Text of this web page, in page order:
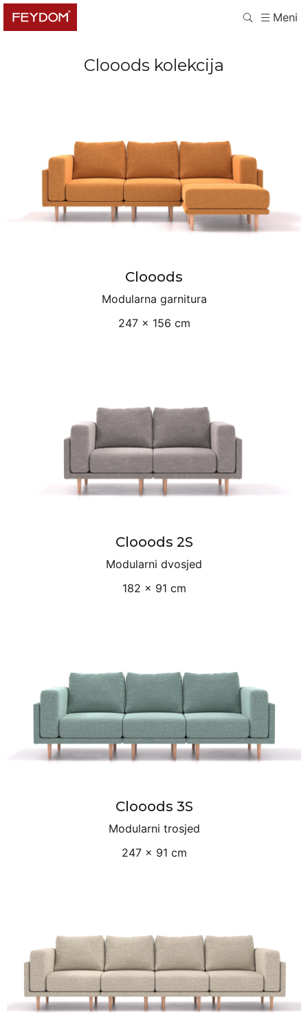
Meni
Clooods kolekcija
Clooods
Modularna garnitura
247 × 156 cm
Clooods 2S
Modularni dvosjed
182 × 91 cm
Clooods 3S
Modularni trosjed
247 × 91 cm